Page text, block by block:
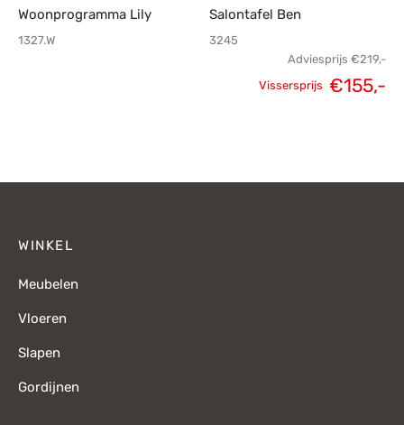
Woonprogramma Lily
1327.W
Salontafel Ben
3245
Adviesprijs €219,-
Vissersprijs €155,-
WINKEL
Meubelen
Vloeren
Slapen
Gordijnen